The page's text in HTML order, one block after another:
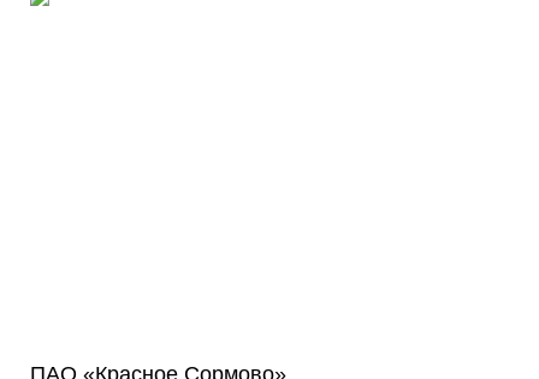
ПАО «Красное Сормово»